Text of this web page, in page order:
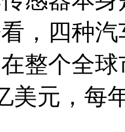
，四种
整个全
美元，每